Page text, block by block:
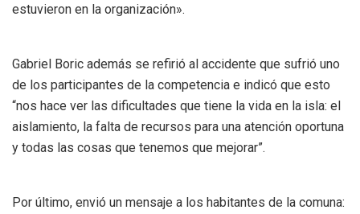
estuvieron en la organización».
Gabriel Boric además se refirió al accidente que sufrió uno
de los participantes de la competencia e indicó que esto
“nos hace ver las dificultades que tiene la vida en la isla: el
aislamiento, la falta de recursos para una atención oportuna
y todas las cosas que tenemos que mejorar”.
Por último, envió un mensaje a los habitantes de la comuna: